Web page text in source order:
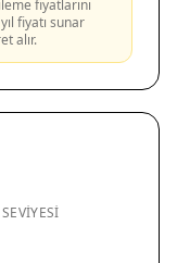
fiyatlarını
fiyatı sunar
alır.